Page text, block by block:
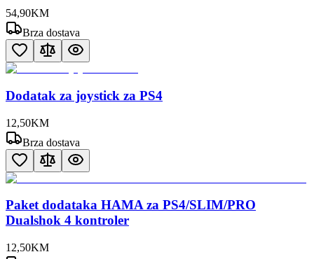
54,90KM
Brza dostava
Dodatak za joystick za PS4
12,50KM
Brza dostava
Paket dodataka HAMA za PS4/SLIM/PRO
Dualshok 4 kontroler
12,50KM